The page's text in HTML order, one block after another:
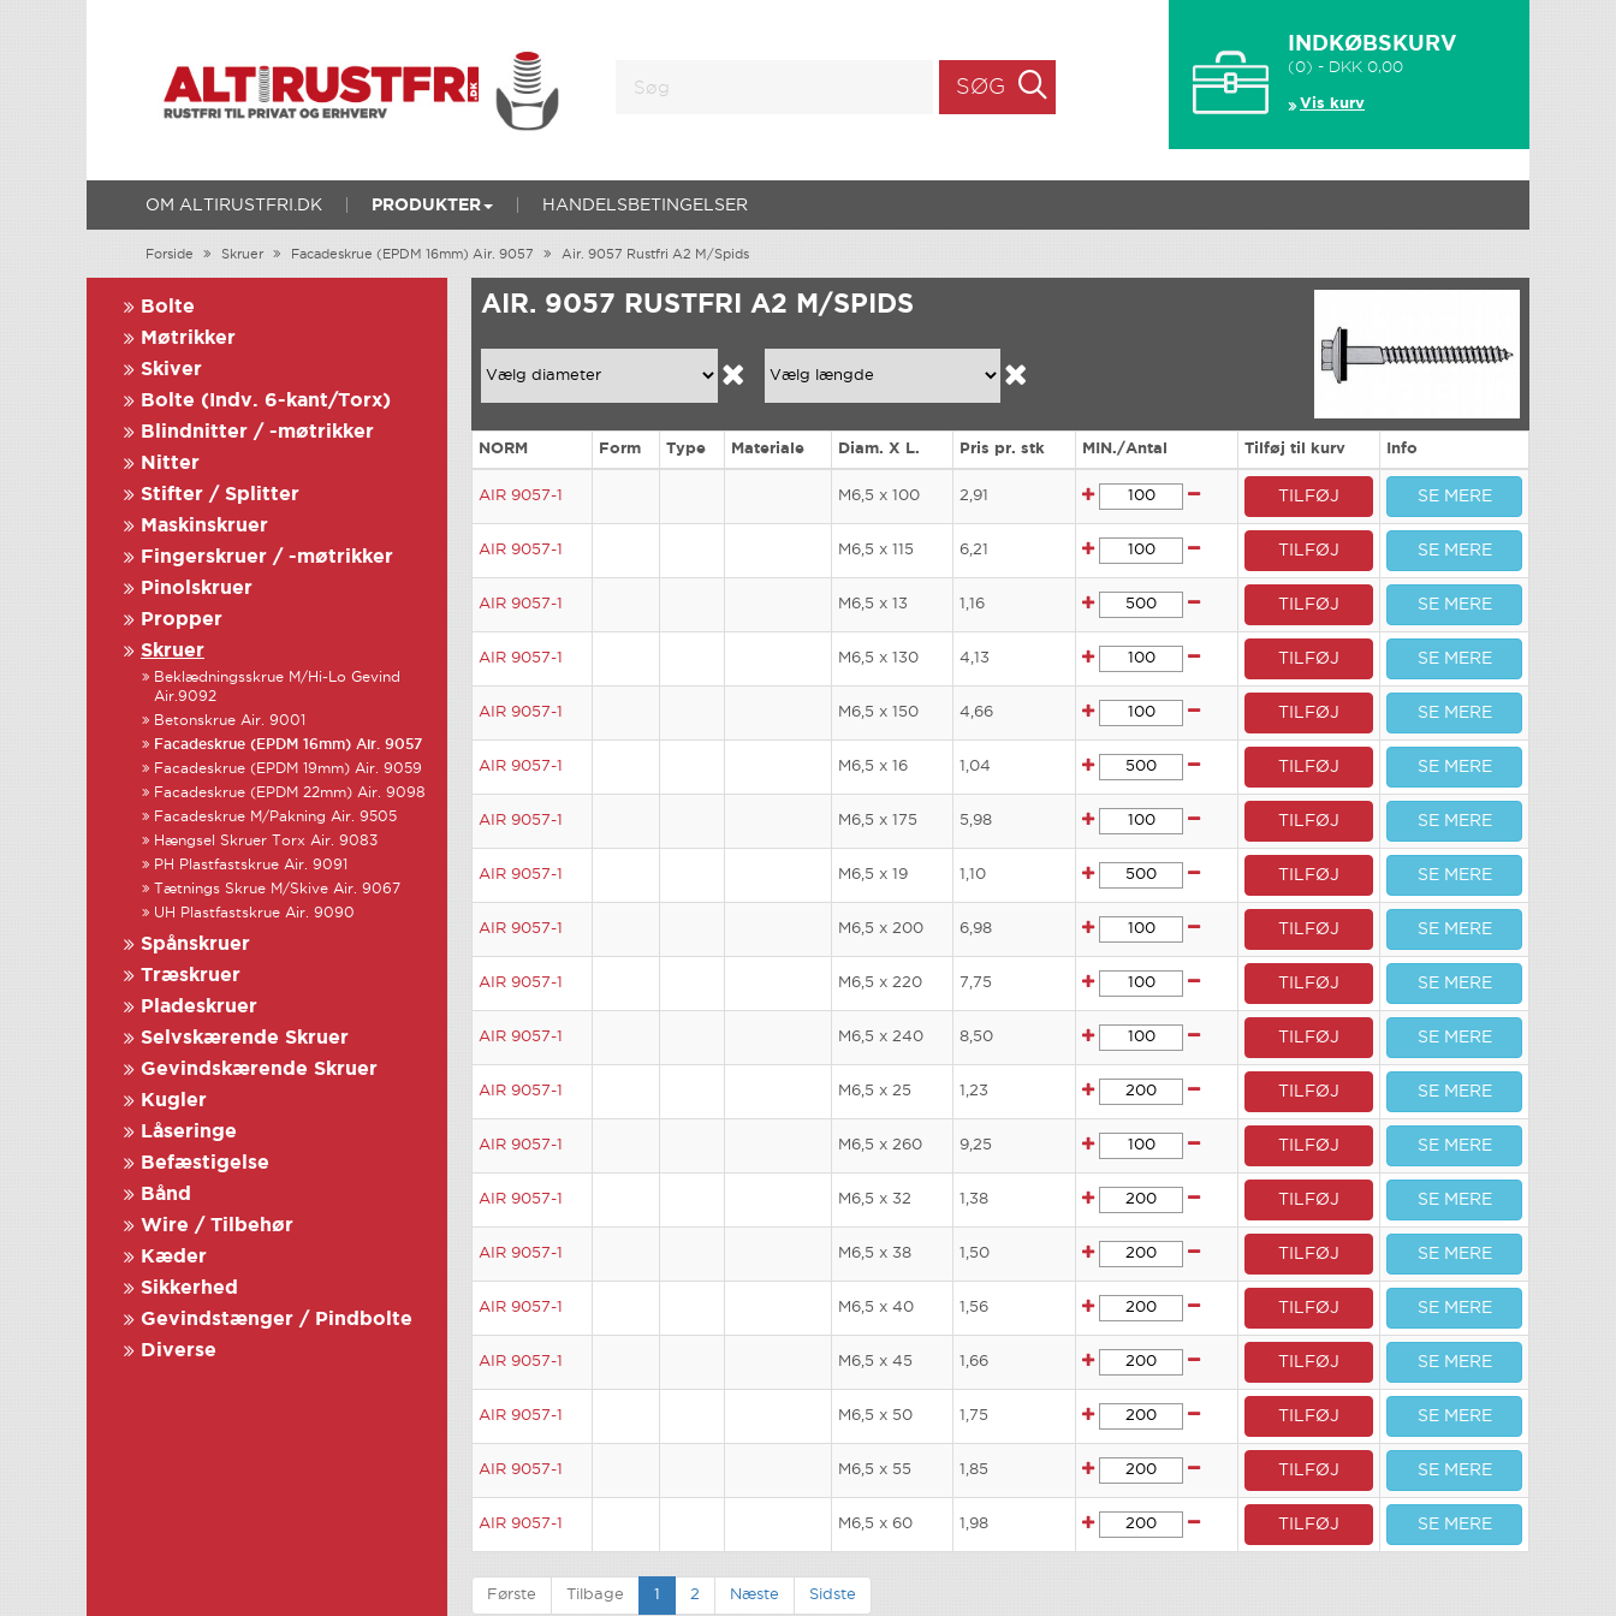
INDKØBSKURV
(0) - DKK 0,00
Vis kurv
OM ALTIRUSTFRI.DK PRODUKTER HANDELSBETINGELSER
SØG
Forside Skruer Facadeskrue (EPDM 16mm) Air. 9057 Air. 9057 Rustfri A2 M/Spids
Bolte
Møtrikker
Skiver
Bolte (Indv. 6-kant/Torx)
Blindnitter / -møtrikker
Nitter
Stifter / Splitter
Maskinskruer
Fingerskruer / -møtrikker
Pinolskruer
Propper
Skruer
Beklædningsskrue M/Hi-Lo Gevind
Air.9092
Betonskrue Air. 9001
Facadeskrue (EPDM 16mm) Air. 9057
Facadeskrue (EPDM 19mm) Air. 9059
Facadeskrue (EPDM 22mm) Air. 9098
Facadeskrue M/Pakning Air. 9505
Hængsel Skruer Torx Air. 9083
PH Plastfastskrue Air. 9091
Tætnings Skrue M/Skive Air. 9067
UH Plastfastskrue Air. 9090
Spånskruer
Træskruer
Pladeskruer
Selvskærende Skruer
Gevindskærende Skruer
Kugler
Låseringe
Befæstigelse
Bånd
Wire / Tilbehør
Kæder
Sikkerhed
Gevindstænger / Pindbolte
Diverse
AIR. 9057 RUSTFRI A2 M/SPIDS
NORM Form Type Materiale Diam. X L. Pris pr. stk MIN./Antal Tilføj til kurv Info
AIR 9057-1 M6,5 x 100 2,91 TILFØJ SE MERE
AIR 9057-1 M6,5 x 115 6,21 TILFØJ SE MERE
AIR 9057-1 M6,5 x 13 1,16 TILFØJ SE MERE
AIR 9057-1 M6,5 x 130 4,13 TILFØJ SE MERE
AIR 9057-1 M6,5 x 150 4,66 TILFØJ SE MERE
AIR 9057-1 M6,5 x 16 1,04 TILFØJ SE MERE
AIR 9057-1 M6,5 x 175 5,98 TILFØJ SE MERE
AIR 9057-1 M6,5 x 19 1,10 TILFØJ SE MERE
AIR 9057-1 M6,5 x 200 6,98 TILFØJ SE MERE
AIR 9057-1 M6,5 x 220 7,75 TILFØJ SE MERE
AIR 9057-1 M6,5 x 240 8,50 TILFØJ SE MERE
AIR 9057-1 M6,5 x 25 1,23 TILFØJ SE MERE
AIR 9057-1 M6,5 x 260 9,25 TILFØJ SE MERE
AIR 9057-1 M6,5 x 32 1,38 TILFØJ SE MERE
AIR 9057-1 M6,5 x 38 1,50 TILFØJ SE MERE
AIR 9057-1 M6,5 x 40 1,56 TILFØJ SE MERE
AIR 9057-1 M6,5 x 45 1,66 TILFØJ SE MERE
AIR 9057-1 M6,5 x 50 1,75 TILFØJ SE MERE
AIR 9057-1 M6,5 x 55 1,85 TILFØJ SE MERE
AIR 9057-1 M6,5 x 60 1,98 TILFØJ SE MERE
Første Tilbage 1 2 Næste Sidste